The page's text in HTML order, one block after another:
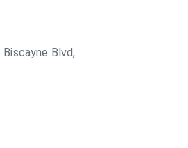
Biscayne Blvd,